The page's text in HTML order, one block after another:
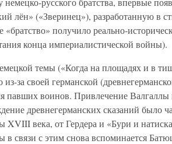
лён» («Зверинец»), разработанную в
«братство» получило реально-
конца империалистической войны).
темы («Когда на площадях и в
за своей германской
павших воинов. Привлечение Валгаллы
древнегерманских сказаний было
XVIII века, от Гердера и «Бури и
связи с этим снова вспоминается